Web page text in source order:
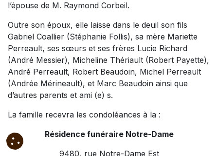
l’épouse de M. Raymond Corbeil.
Outre son époux, elle laisse dans le deuil son fils
Gabriel Coallier (Stéphanie Follis), sa mère Mariette
Perreault, ses sœurs et ses frères Lucie Richard
(André Messier), Micheline Thériault (Robert Payette),
André Perreault, Robert Beaudoin, Michel Perreault
(Andrée Mérineault), et Marc Beaudoin ainsi que
d’autres parents et ami (e) s.
La famille recevra les condoléances à la :
Résidence funéraire Notre-Dame
9480, rue Notre-Dame Est